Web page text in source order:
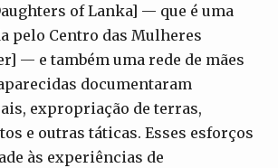
of Lanka] — que é uma
pelo Centro das Mulheres
— e também uma rede de mães
documentaram
expropriação de terras,
e outras táticas. Esses esforços
às experiências de